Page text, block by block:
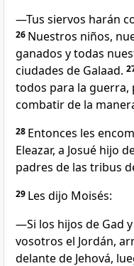
—Tus siervos harán
26 Nuestros niños,
ganados y todas
ciudades de Galaad.
todos para la guerra,
combatir de la
28 Entonces les
Eleazar, a Josué hijo
padres de las tribus
29 Les dijo Moisés:
—Si los hijos de Gad
vosotros el Jordán,
delante de Jehová,